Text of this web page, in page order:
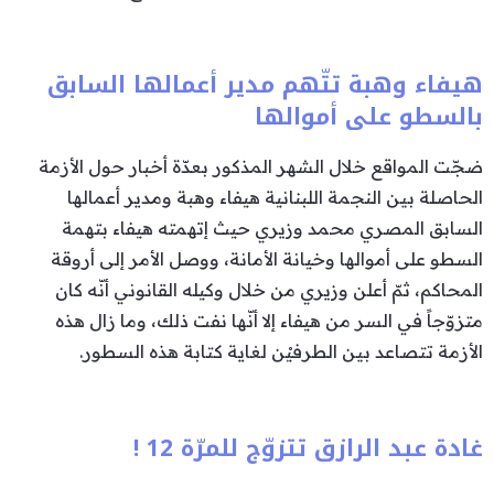
هيفاء وهبة تتّهم مدير أعمالها السابق
بالسطو على أموالها
ضجّت المواقع خلال الشهر المذكور بعدّة أخبار حول الأزمة
الحاصلة بين النجمة اللبنانية هيفاء وهبة ومدير أعمالها
السابق المصري محمد وزيري حيث إتهمته هيفاء بتهمة
السطو على أموالها وخيانة الأمانة، ووصل الأمر إلى أروقة
المحاكم، ثمّ أعلن وزيري من خلال وكيله القانوني أنّه كان
متزوّجاً في السر من هيفاء إلا أنّها نفت ذلك، وما زال هذه
الأزمة تتصاعد بين الطرفيْن لغاية كتابة هذه السطور.
غادة عبد الرازق تتزوّج للمرّة 12 !